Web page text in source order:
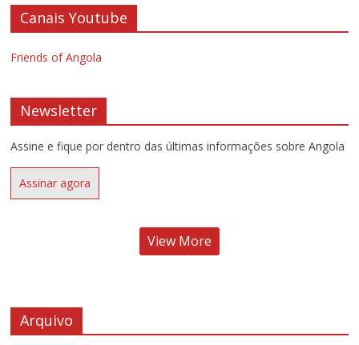
Canais Youtube
Friends of Angola
Newsletter
Assine e fique por dentro das últimas informações sobre Angola
Assinar agora
View More
Arquivo